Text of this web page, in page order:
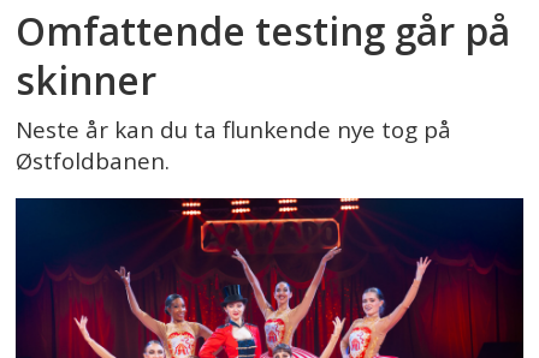
Omfattende testing går på
skinner
Neste år kan du ta flunkende nye tog på
Østfoldbanen.